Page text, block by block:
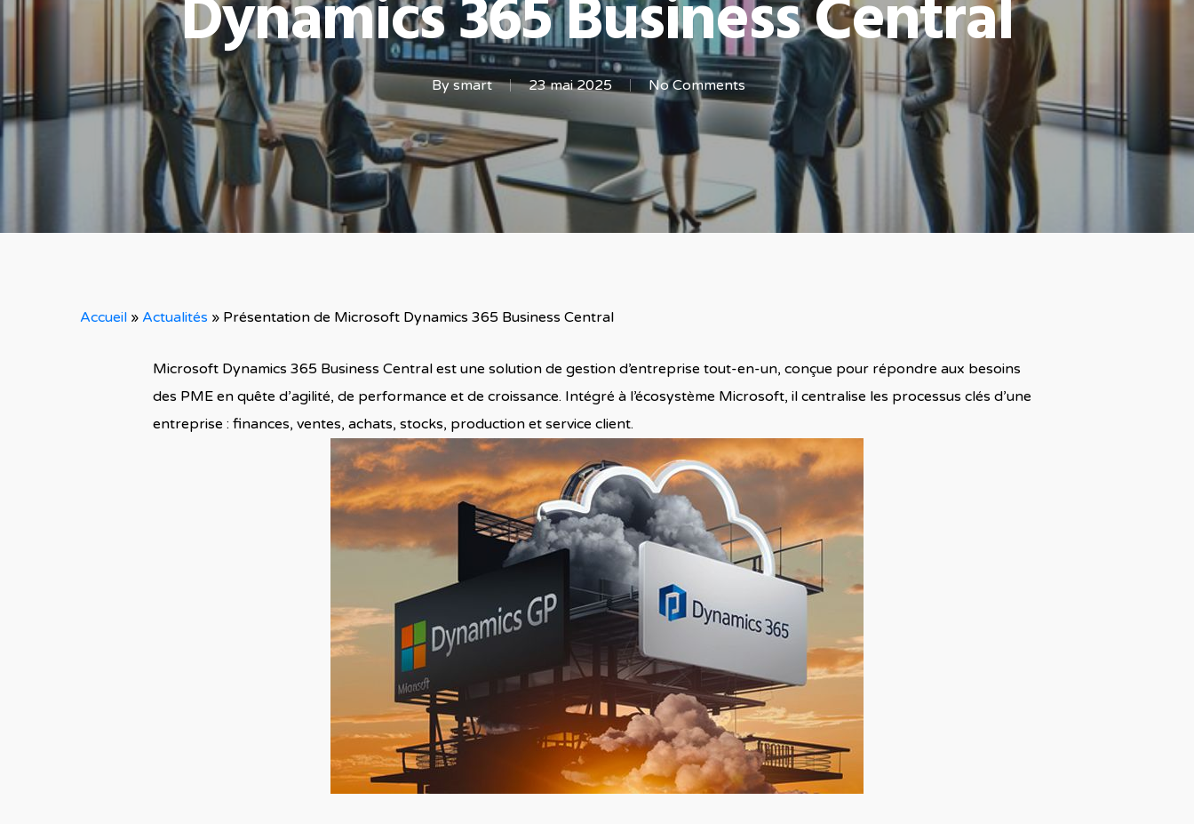
Dynamics 365 Business Central
By smart 23 mai 2025 No Comments
Accueil » Actualités » Présentation de Microsoft Dynamics 365 Business Central
Microsoft Dynamics 365 Business Central est une solution de gestion d’entreprise tout-en-un, conçue pour répondre aux besoins
des PME en quête d’agilité, de performance et de croissance. Intégré à l’écosystème Microsoft, il centralise les processus clés d’une
entreprise : finances, ventes, achats, stocks, production et service client.